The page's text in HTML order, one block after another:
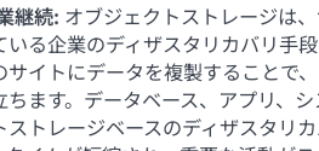
継続: オブジェクトストレージは
る企業のディザスタリカバリ手
サイトにデータを複製することで
ます。データベース、アプリ、
トレージベースのディザスタリ